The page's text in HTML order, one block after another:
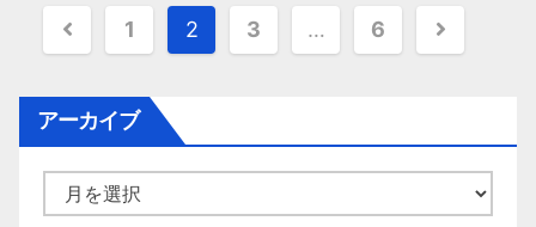
投
ナ
ビ
ゲ
1 2 3 … 6
アーカイブ
ー